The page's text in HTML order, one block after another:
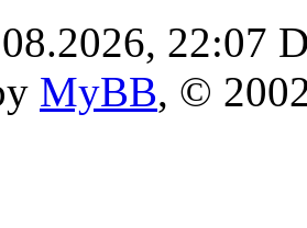
22:07
MyBB, ©